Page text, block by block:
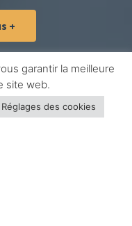
+
garantir la meilleure
site web.
Réglages des cookies